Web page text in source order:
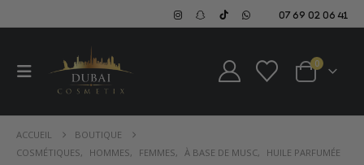
07 69 02 06 41
0
ACCUEIL
BOUTIQUE
COSMÉTIQUES, HOMMES, FEMMES, À BASE DE MUSC, HUILE PARFUMÉE